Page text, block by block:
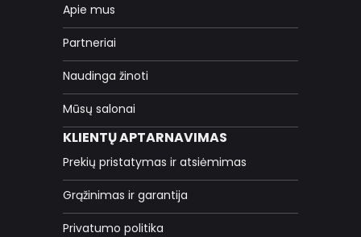
Apie mus
Partneriai
Naudinga žinoti
Mūsų salonai
KLIENTŲ APTARNAVIMAS
Prekių pristatymas ir atsiėmimas
Grąžinimas ir garantija
Privatumo politika